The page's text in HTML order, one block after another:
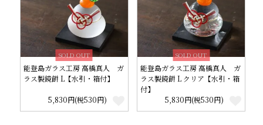
SOLD OUT
能登島ガラス工房 高橋真人 ガ
ラス製鏡餅 L【水引・箱付】
5,830円(税530円)
SOLD OUT
能登島ガラス工房 高橋真人 ガ
ラス製鏡餅 L クリア【水引・箱
付】
5,830円(税530円)